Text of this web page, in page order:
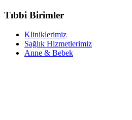
Tıbbi Birimler
Kliniklerimiz
Sağlık Hizmetlerimiz
Anne & Bebek